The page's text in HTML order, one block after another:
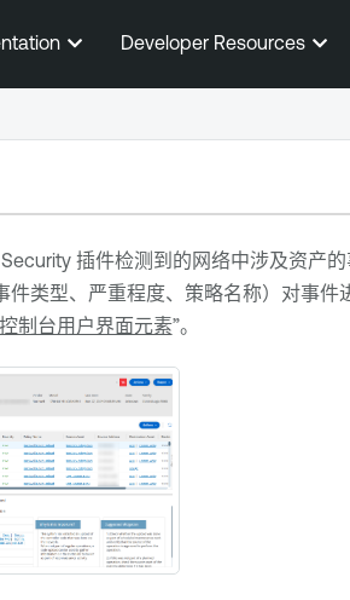
跳到主内容
Developer Resources
插件检测到的网络中涉及资产
件类型、严重程度、策略名称）对事
制台用户界面元素”。